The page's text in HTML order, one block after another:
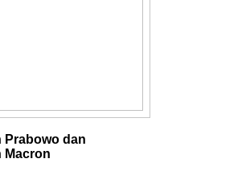
Prabowo dan
Macron